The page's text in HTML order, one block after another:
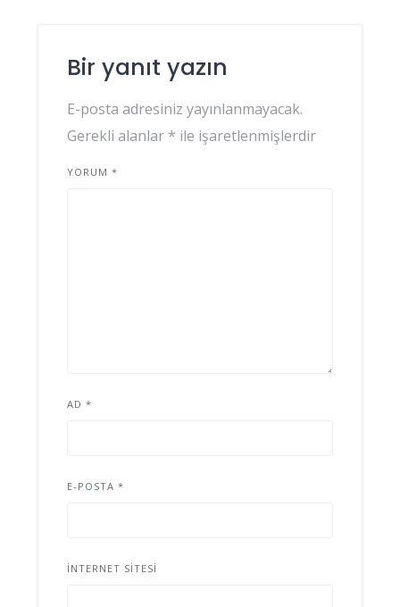
Bir yanıt yazın
E-posta adresiniz yayınlanmayacak.
Gerekli alanlar * ile işaretlenmişlerdir
YORUM *
AD *
E-POSTA *
İNTERNET SITESI